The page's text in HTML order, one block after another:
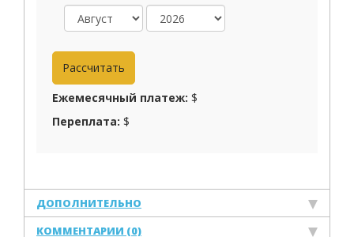
Ежемесячный платеж: $
Переплата: $
ДОПОЛНИТЕЛЬНО
КОММЕНТАРИИ (0)